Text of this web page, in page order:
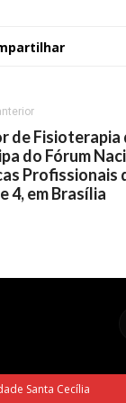
de Fisioterapia
do Fórum
Profissionais
4, em Brasília
Santa Cecília